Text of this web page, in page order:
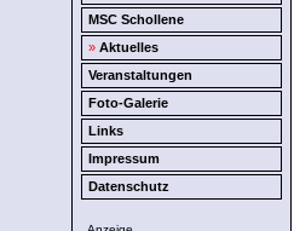
MSC Schollene
» Aktuelles
Veranstaltungen
Foto-Galerie
Links
Impressum
Datenschutz